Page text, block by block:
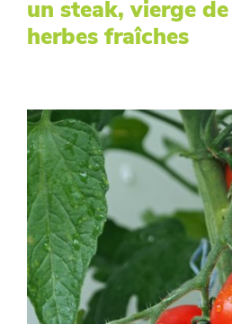
un steak, vierge
herbes fraîches